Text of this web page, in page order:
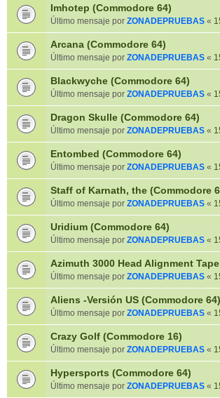
Imhotep (Commodore 64)
Último mensaje por ZONADEPRUEBAS «
Arcana (Commodore 64)
Último mensaje por ZONADEPRUEBAS «
Blackwyche (Commodore 64)
Último mensaje por ZONADEPRUEBAS «
Dragon Skulle (Commodore 64)
Último mensaje por ZONADEPRUEBAS «
Entombed (Commodore 64)
Último mensaje por ZONADEPRUEBAS «
Staff of Karnath, the (Commodore
Último mensaje por ZONADEPRUEBAS «
Uridium (Commodore 64)
Último mensaje por ZONADEPRUEBAS «
Azimuth 3000 Head Alignment
Último mensaje por ZONADEPRUEBAS «
Aliens -Versión US (Commodore 64)
Último mensaje por ZONADEPRUEBAS «
Crazy Golf (Commodore 16)
Último mensaje por ZONADEPRUEBAS «
Hypersports (Commodore 64)
Último mensaje por ZONADEPRUEBAS «